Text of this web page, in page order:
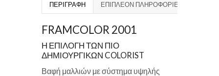
ΠΕΡΙΓΡΑΦΉ ΕΠΙΠΛΈΟΝ ΠΛΗΡΟΦΟΡΊΕΣ
FRAMCOLOR 2001
Η ΕΠΙΛΟΓΗ ΤΩΝ ΠΙΟ
ΔΗΜΙΟΥΡΓΙΚΩΝ COLORIST
Βαφή μαλλιών με σύστημα υψηλής